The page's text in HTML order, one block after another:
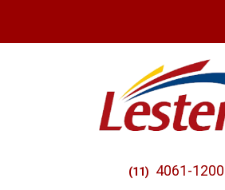
(11) 4061-1200